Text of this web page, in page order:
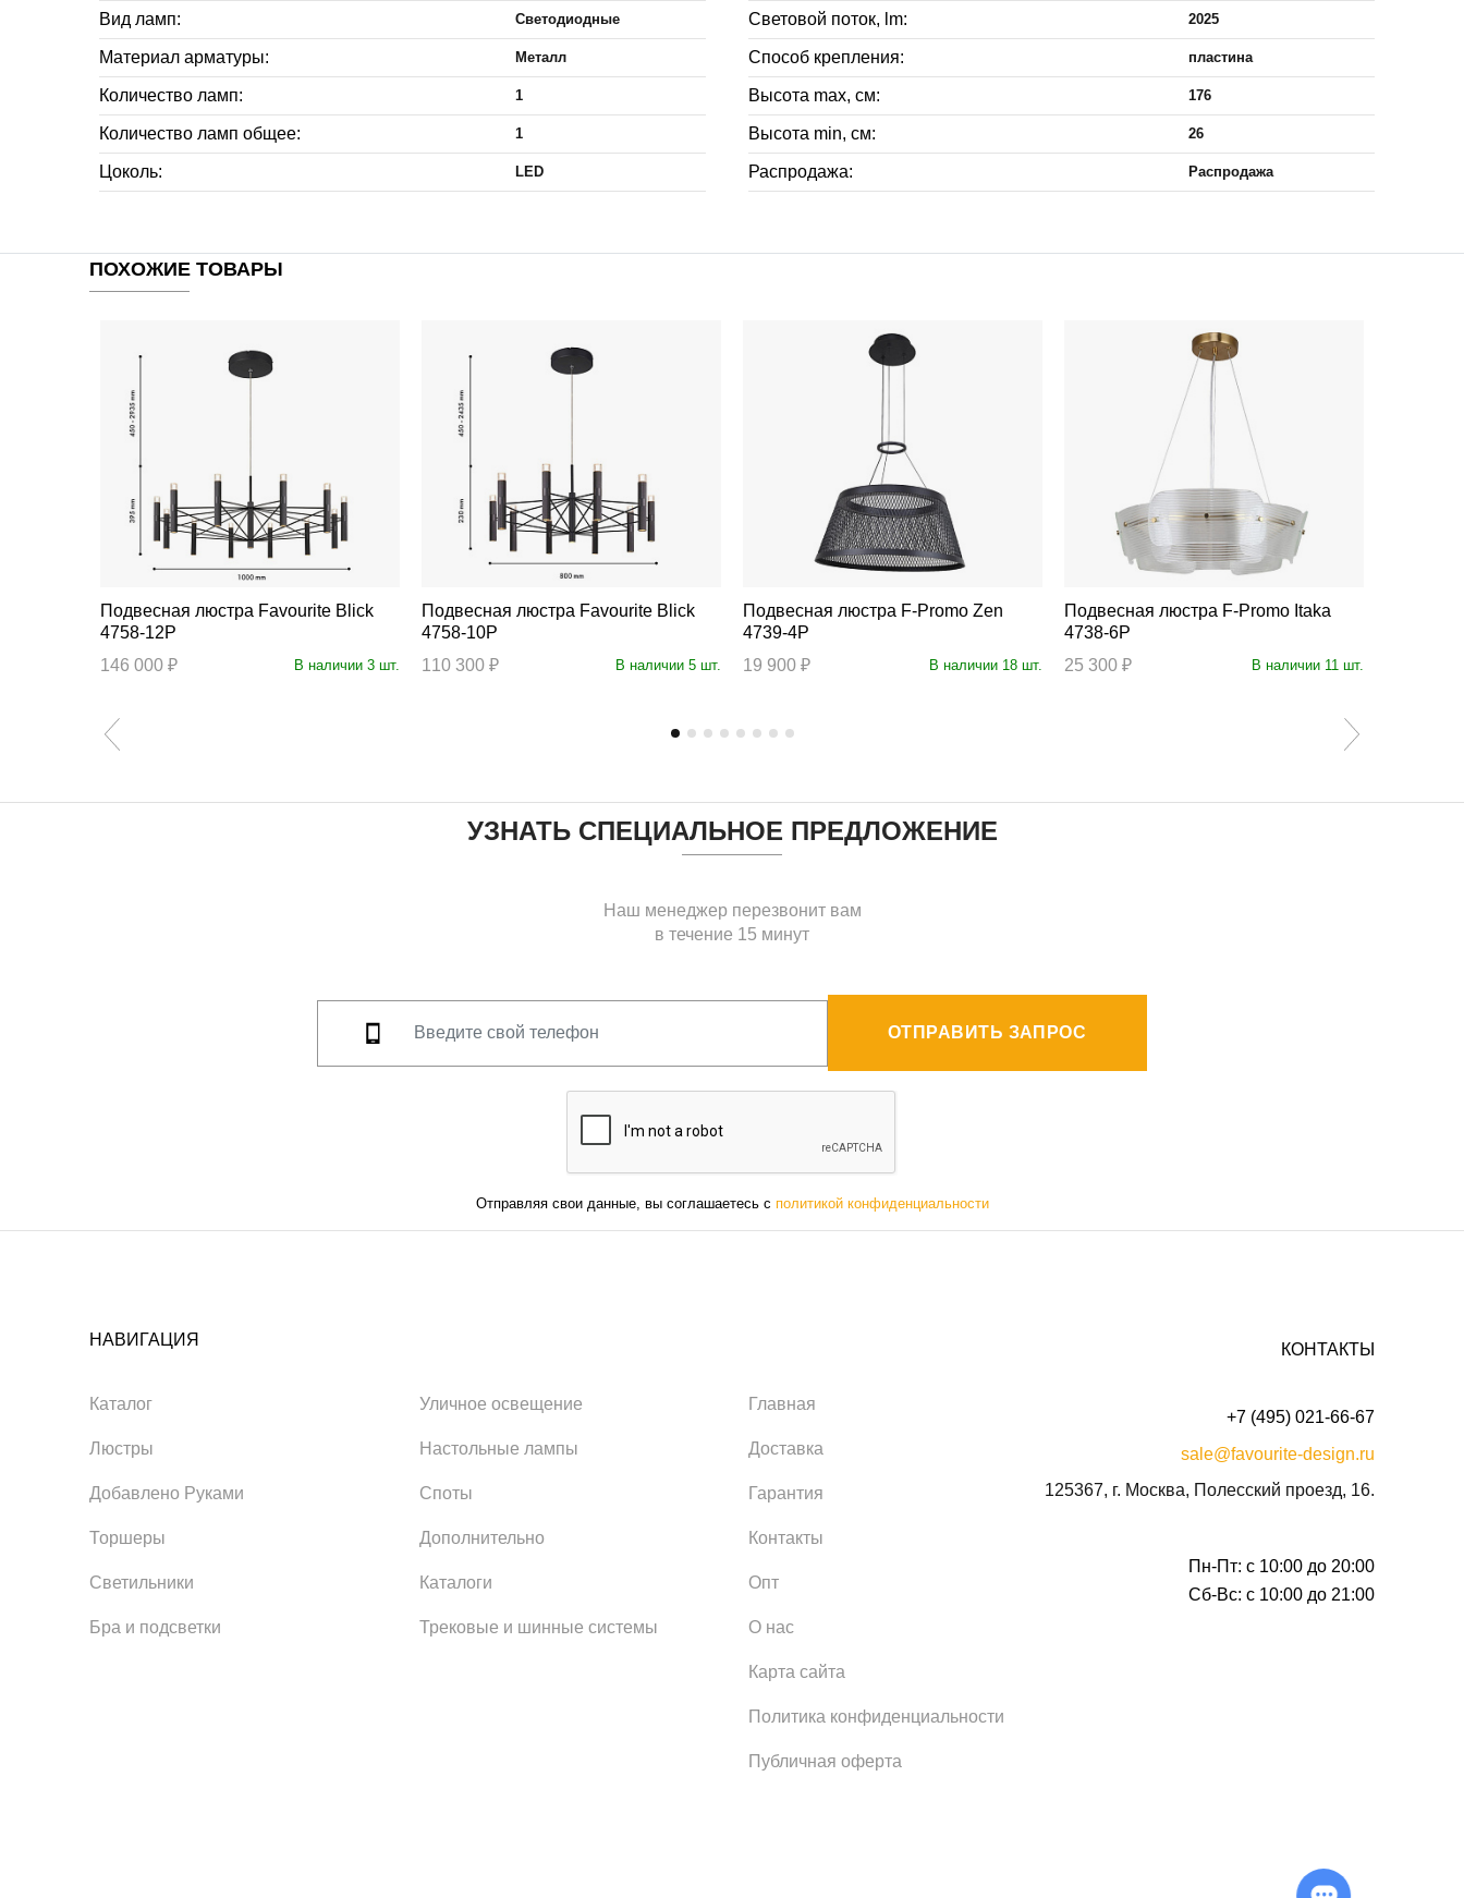
Вид ламп: Светодиодные
Материал арматуры: Металл
Количество ламп: 1
Количество ламп общее: 1
Цоколь: LED
Световой поток, lm: 2025
Способ крепления: пластина
Высота max, см: 176
Высота min, см: 26
Распродажа: Распродажа
ПОХОЖИЕ ТОВАРЫ
Подвесная люстра Favourite Blick
4758-12P
146 000 ₽
В наличии 3 шт.
Подвесная люстра Favourite Blick
4758-10P
110 300 ₽
В наличии 5 шт.
Подвесная люстра F-Promo Zen
4739-4P
19 900 ₽
В наличии 18 шт.
Подвесная люстра F-Promo Itaka
4738-6P
25 300 ₽
В наличии 11 шт.
УЗНАТЬ СПЕЦИАЛЬНОЕ ПРЕДЛОЖЕНИЕ
Наш менеджер перезвонит вам
в течение 15 минут
ОТПРАВИТЬ ЗАПРОС
Отправляя свои данные, вы соглашаетесь с политикой конфиденциальности
НАВИГАЦИЯ
Каталог
Люстры
Добавлено Руками
Торшеры
Светильники
Бра и подсветки
Уличное освещение
Настольные лампы
Споты
Дополнительно
Каталоги
Трековые и шинные системы
Главная
Доставка
Гарантия
Контакты
Опт
О нас
Карта сайта
Политика конфиденциальности
Публичная оферта
КОНТАКТЫ
+7 (495) 021-66-67
sale@favourite-design.ru
125367, г. Москва, Полесский проезд, 16.
Пн-Пт: с 10:00 до 20:00
Сб-Вс: с 10:00 до 21:00